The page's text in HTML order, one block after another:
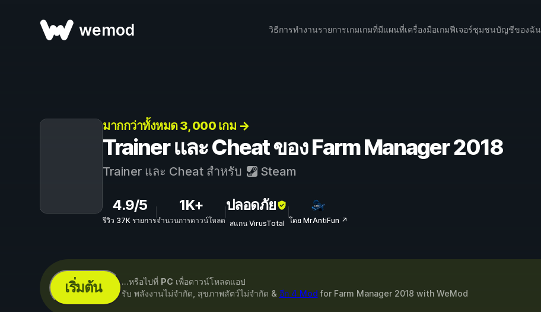
wemod วิธีการทำงานรายการเกมเกมที่มีแผนที่เครื่องมือเกมฟีเจอร์ชุมชนบัญชีของฉัน
มากกว่าทั้งหมด 3, 000 เกม →
Trainer และ Cheat ของ Farm Manager 2018
Trainer และ Cheat สำหรับ Steam
4.9/5
รีวิว 37K รายการ
1K+
จำนวนการดาวน์โหลด
ปลอดภัย
สแกน VirusTotal โดย MrAntiFun ↗
เริ่มต้น ...หรือไปที่ PC เพื่อดาวน์โหลดแอป
รับ พลังงานไม่จำกัด, สุขภาพสัตว์ไม่จำกัด & อีก 4 Mod for Farm Manager 2018 with WeMod